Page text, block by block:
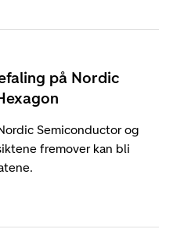
på Nordic
Semiconductor og
fremover kan bli